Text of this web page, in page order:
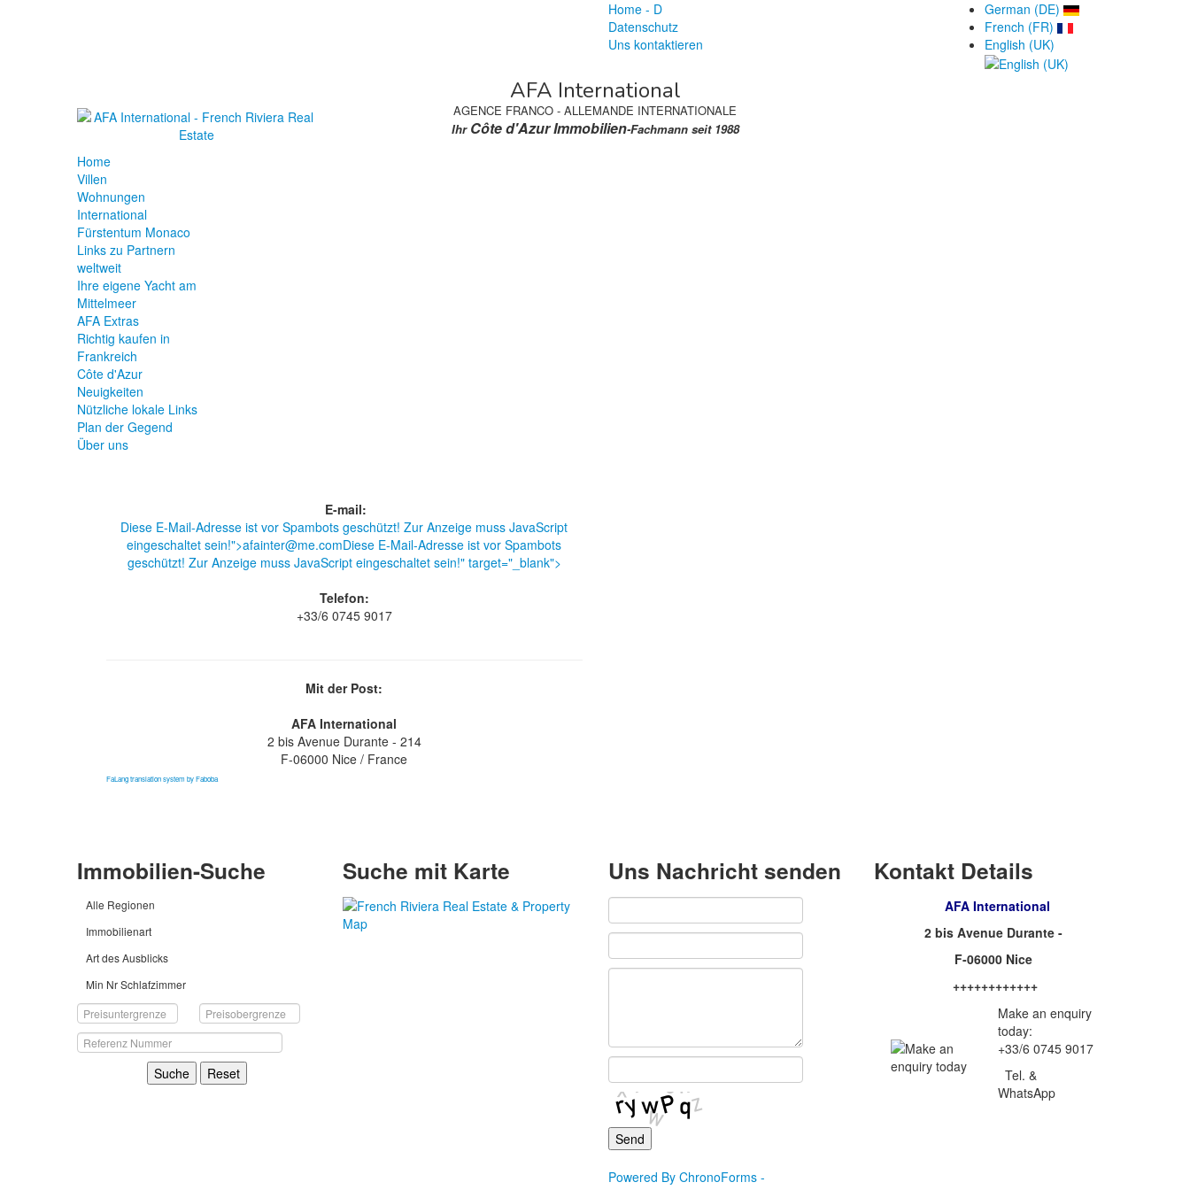
Home - D
Datenschutz
Uns kontaktieren
German (DE)
French (FR)
English (UK)
AFA International
AGENCE FRANCO - ALLEMANDE INTERNATIONALE
Ihr Côte d'Azur Immobilien-Fachmann seit 1988
Home
Villen
Wohnungen
International
Fürstentum Monaco
Links zu Partnern
weltweit
Ihre eigene Yacht am
Mittelmeer
AFA Extras
Richtig kaufen in
Frankreich
Côte d'Azur
Neuigkeiten
Nützliche lokale Links
Plan der Gegend
Über uns
E-mail:
Diese E-Mail-Adresse ist vor Spambots geschützt! Zur Anzeige muss JavaScript
eingeschaltet sein!">afainter@me.comDiese E-Mail-Adresse ist vor Spambots
geschützt! Zur Anzeige muss JavaScript eingeschaltet sein!" target="_blank">
Telefon:
+33/6 0745 9017
Mit der Post:
AFA International
2 bis Avenue Durante - 214
F-06000 Nice / France
FaLang translation system by Faboba
Immobilien-Suche
Alle Regionen
Immobilienart
Art des Ausblicks
Min Nr Schlafzimmer
Suche Reset
Suche mit Karte Uns Nachricht senden
Powered By ChronoForms -
Kontakt Details
AFA International
2 bis Avenue Durante -
F-06000 Nice
++++++++++++
Make an enquiry
today:
+33/6 0745 9017
Tel. &
WhatsApp